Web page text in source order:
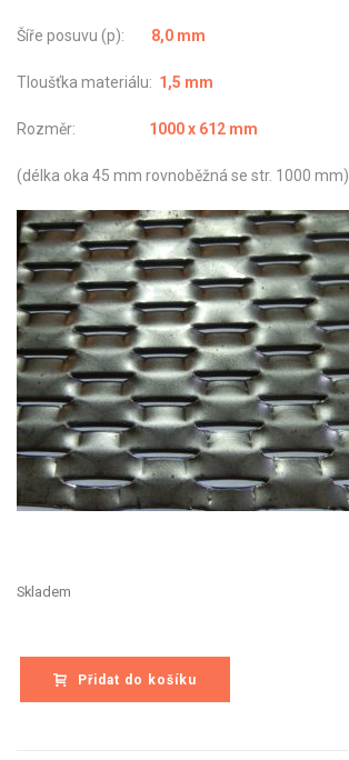
Šíře posuvu (p): 8,0 mm
Tloušťka materiálu: 1,5 mm
Rozměr: 1000 x 612 mm
(délka oka 45 mm rovnoběžná se str. 1000 mm)
Skladem
Přidat do košíku